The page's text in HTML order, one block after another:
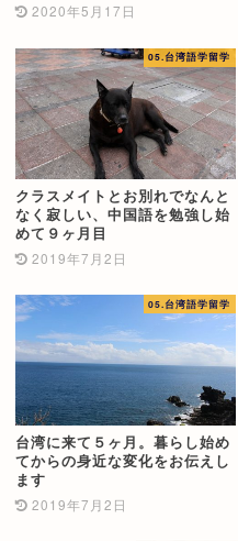
2020年5月17日
05.台湾語学留学
クラスメイトとお別れでなんと
なく寂しい、中国語を勉強し始
めて９ヶ月目
2019年7月2日
05.台湾語学留学
台湾に来て５ヶ月。暮らし始め
てからの身近な変化をお伝えし
ます
2019年7月2日